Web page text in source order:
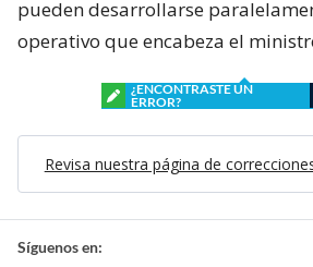
pueden desarrollarse
operativo que encabeza el
¿ENCONTRASTE UN
ERROR?
Revisa nuestra página de
Síguenos en: